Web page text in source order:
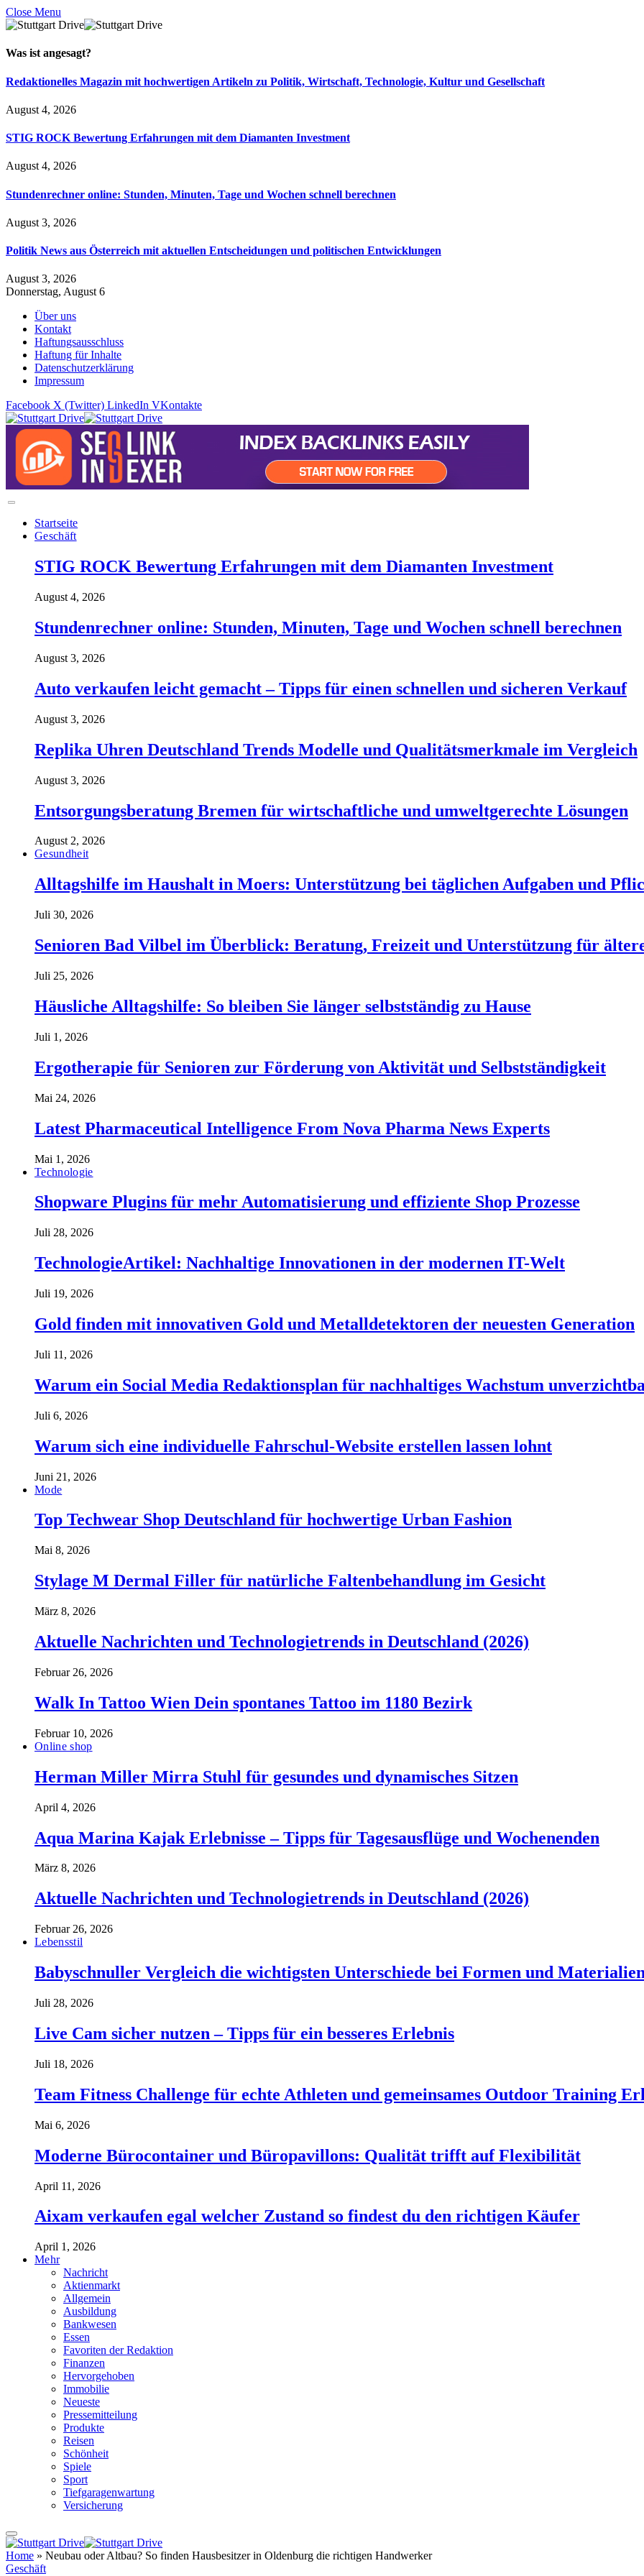
Close Menu
Was ist angesagt?
Redaktionelles Magazin mit hochwertigen Artikeln zu Politik, Wirtschaft, Technologie, Kultur und Gesellschaft
August 4, 2026
STIG ROCK Bewertung Erfahrungen mit dem Diamanten Investment
August 4, 2026
Stundenrechner online: Stunden, Minuten, Tage und Wochen schnell berechnen
August 3, 2026
Politik News aus Österreich mit aktuellen Entscheidungen und politischen Entwicklungen
August 3, 2026
Donnerstag, August 6
Über uns
Kontakt
Haftungsausschluss
Haftung für Inhalte
Datenschutzerklärung
Impressum
Facebook X (Twitter) LinkedIn VKontakte
Startseite
Geschäft
STIG ROCK Bewertung Erfahrungen mit dem Diamanten Investment
August 4, 2026
Stundenrechner online: Stunden, Minuten, Tage und Wochen schnell berechnen
August 3, 2026
Auto verkaufen leicht gemacht – Tipps für einen schnellen und sicheren Verkauf
August 3, 2026
Replika Uhren Deutschland Trends Modelle und Qualitätsmerkmale im Vergleich
August 3, 2026
Entsorgungsberatung Bremen für wirtschaftliche und umweltgerechte Lösungen
August 2, 2026
Gesundheit
Alltagshilfe im Haushalt in Moers: Unterstützung bei täglichen Aufgaben und
Juli 30, 2026
Senioren Bad Vilbel im Überblick: Beratung, Freizeit und Unterstützung für
Juli 25, 2026
Häusliche Alltagshilfe: So bleiben Sie länger selbstständig zu Hause
Juli 1, 2026
Ergotherapie für Senioren zur Förderung von Aktivität und Selbstständigkeit
Mai 24, 2026
Latest Pharmaceutical Intelligence From Nova Pharma News Experts
Mai 1, 2026
Technologie
Shopware Plugins für mehr Automatisierung und effiziente Shop Prozesse
Juli 28, 2026
TechnologieArtikel: Nachhaltige Innovationen in der modernen IT-Welt
Juli 19, 2026
Gold finden mit innovativen Gold und Metalldetektoren der neuesten Generation
Juli 11, 2026
Warum ein Social Media Redaktionsplan für nachhaltiges Wachstum
Juli 6, 2026
Warum sich eine individuelle Fahrschul-Website erstellen lassen lohnt
Juni 21, 2026
Mode
Top Techwear Shop Deutschland für hochwertige Urban Fashion
Mai 8, 2026
Stylage M Dermal Filler für natürliche Faltenbehandlung im Gesicht
März 8, 2026
Aktuelle Nachrichten und Technologietrends in Deutschland (2026)
Februar 26, 2026
Walk In Tattoo Wien Dein spontanes Tattoo im 1180 Bezirk
Februar 10, 2026
Online shop
Herman Miller Mirra Stuhl für gesundes und dynamisches Sitzen
April 4, 2026
Aqua Marina Kajak Erlebnisse – Tipps für Tagesausflüge und Wochenenden
März 8, 2026
Aktuelle Nachrichten und Technologietrends in Deutschland (2026)
Februar 26, 2026
Lebensstil
Babyschnuller Vergleich die wichtigsten Unterschiede bei Formen und
Juli 28, 2026
Live Cam sicher nutzen – Tipps für ein besseres Erlebnis
Juli 18, 2026
Team Fitness Challenge für echte Athleten und gemeinsames Outdoor Training
Mai 6, 2026
Moderne Bürocontainer und Büropavillons: Qualität trifft auf Flexibilität
April 11, 2026
Aixam verkaufen egal welcher Zustand so findest du den richtigen Käufer
April 1, 2026
Mehr
Nachricht
Aktienmarkt
Allgemein
Ausbildung
Bankwesen
Essen
Favoriten der Redaktion
Finanzen
Hervorgehoben
Immobilie
Neueste
Pressemitteilung
Produkte
Reisen
Schönheit
Spiele
Sport
Tiefgaragenwartung
Versicherung
Home » Neubau oder Altbau? So finden Hausbesitzer in Oldenburg die richtigen Handwerker
Geschäft